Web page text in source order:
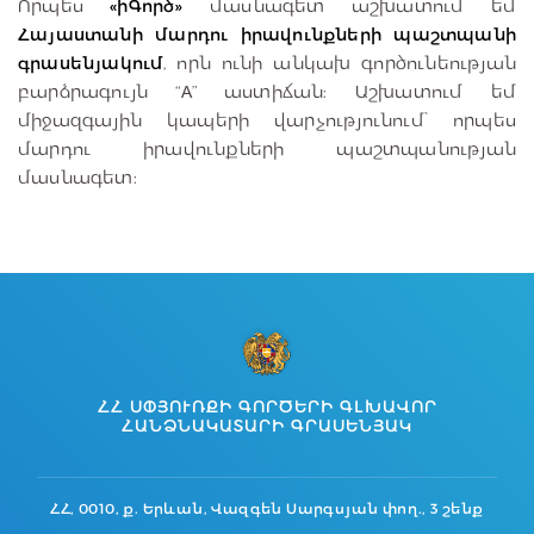
Որպես«իԳործ» մասնագետ աշխատում եմ
Հայաստանի մարդու իրավունքների պաշտպանի
գրասենյակում, որն ունի անկախ գործունեության
բարձրագույն “A” աստիճան։ Աշխատում եմ
միջազգային կապերի վարչությունում՝ որպես
մարդու իրավունքների պաշտպանության
մասնագետ։
ՀՀ ՍՓՅՈՒՌՔԻ ԳՈՐԾԵՐԻ ԳԼԽԱՎՈՐ
ՀԱՆՁՆԱԿԱՏԱՐԻ ԳՐԱՍԵՆՅԱԿ
ՀՀ, 0010, ք. Երևան, Վազգեն Սարգսյան փող., 3 շենք